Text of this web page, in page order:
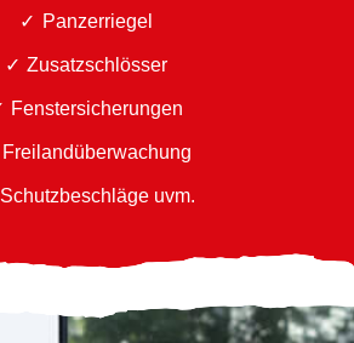
Panzerriegel
Zusatzschlösser
Fenstersicherungen
Freilandüberwachung
Schutzbeschläge uvm.